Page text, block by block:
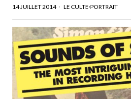
14 JUILLET 2014 LE CULTE·PORTRAIT